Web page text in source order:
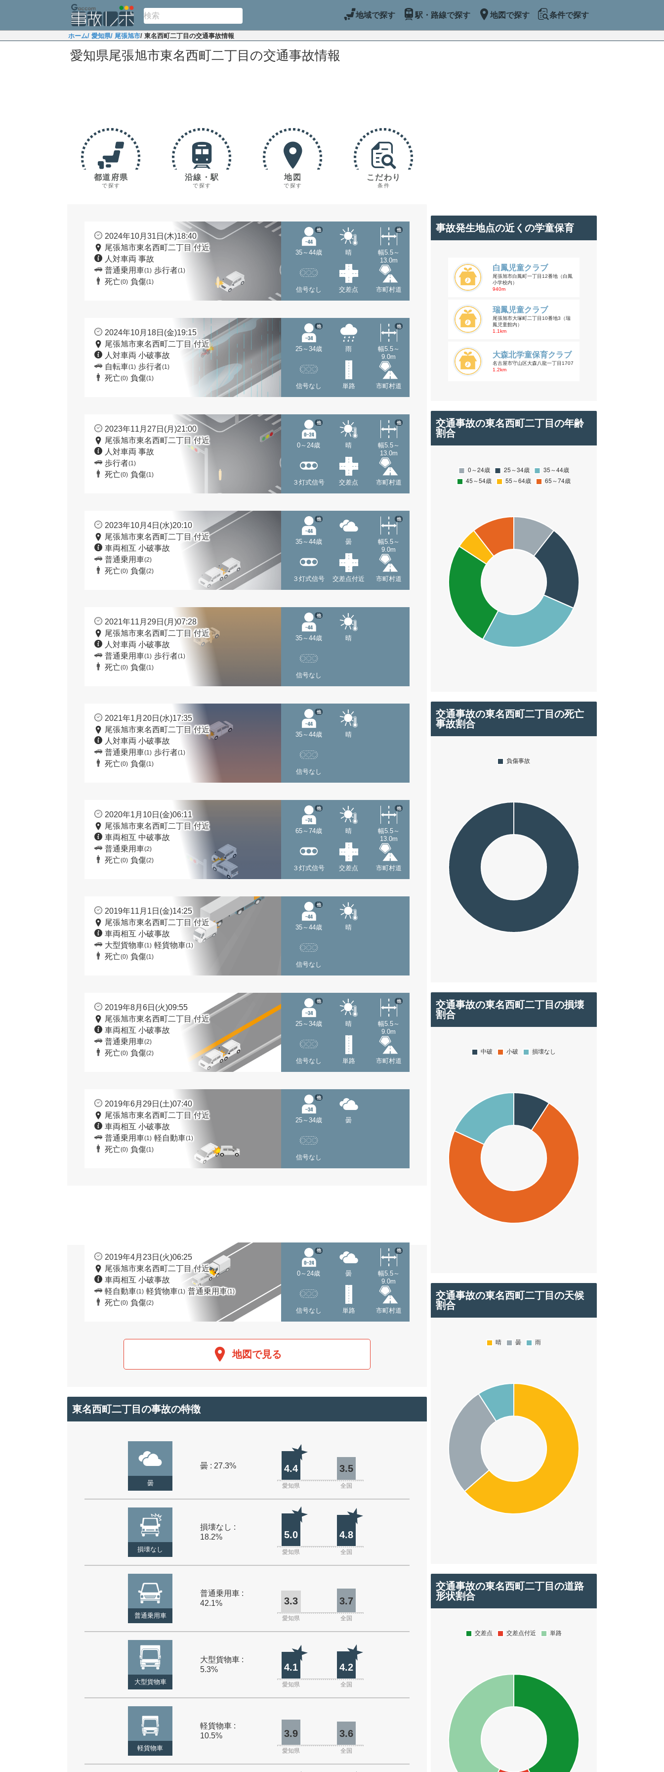
地域で探す 駅・路線で探す 地図で探す 条件で探す
ホーム/ 愛知県/ 尾張旭市/ 東名西町二丁目の交通事故情報
愛知県尾張旭市東名西町二丁目の交通事故情報
都道府県
で探す
沿線・駅
で探す
地図
で探す
こだわり
条件
2024年10月31日(木)18:40
尾張旭市東名西町二丁目 付近
人対車両 事故
普通乗用車(1) 歩行者(1)
死亡(0) 負傷(1)
35～44歳
他
晴
幅5.5～
13.0m
他
信号なし 交差点 市町村道
2024年10月18日(金)19:15
尾張旭市東名西町二丁目 付近
人対車両 小破事故
自転車(1) 歩行者(1)
死亡(0) 負傷(1)
25～34歳
他
雨
幅5.5～
9.0m
他
信号なし 単路 市町村道
2023年11月27日(月)21:00
尾張旭市東名西町二丁目 付近
人対車両 事故
歩行者(1)
死亡(0) 負傷(1)
0～24歳
他
晴
幅5.5～
13.0m
他
３灯式信号 交差点 市町村道
2023年10月4日(水)20:10
尾張旭市東名西町二丁目 付近
車両相互 小破事故
普通乗用車(2)
死亡(0) 負傷(2)
35～44歳
他
曇
幅5.5～
9.0m
他
３灯式信号 交差点付近 市町村道
2021年11月29日(月)07:28
尾張旭市東名西町二丁目 付近
人対車両 小破事故
普通乗用車(1) 歩行者(1)
死亡(0) 負傷(1)
35～44歳
他
晴
信号なし
2021年1月20日(水)17:35
尾張旭市東名西町二丁目 付近
人対車両 小破事故
普通乗用車(1) 歩行者(1)
死亡(0) 負傷(1)
35～44歳
他
晴
信号なし
2020年1月10日(金)06:11
尾張旭市東名西町二丁目 付近
車両相互 中破事故
普通乗用車(2)
死亡(0) 負傷(2)
65～74歳
他
晴
幅5.5～
13.0m
他
３灯式信号 交差点 市町村道
2019年11月1日(金)14:25
尾張旭市東名西町二丁目 付近
車両相互 小破事故
大型貨物車(1) 軽貨物車(1)
死亡(0) 負傷(1)
35～44歳
他
晴
信号なし
2019年8月6日(火)09:55
尾張旭市東名西町二丁目 付近
車両相互 小破事故
普通乗用車(2)
死亡(0) 負傷(2)
25～34歳
他
晴
幅5.5～
9.0m
他
信号なし 単路 市町村道
2019年6月29日(土)07:40
尾張旭市東名西町二丁目 付近
車両相互 小破事故
普通乗用車(1) 軽自動車(1)
死亡(0) 負傷(1)
25～34歳
他
曇
信号なし
2019年4月23日(火)06:25
尾張旭市東名西町二丁目 付近
車両相互 小破事故
軽自動車(1) 軽貨物車(1) 普通乗用車(1)
死亡(0) 負傷(2)
0～24歳
他
曇
幅5.5～
9.0m
他
信号なし 単路 市町村道
地図で見る
東名西町二丁目の事故の特徴
曇
曇 : 27.3% 4.4 3.5
愛知県 全国
損壊なし
損壊なし :
18.2%
5.0 4.8
愛知県 全国
普通乗用車
普通乗用車 :
42.1%
3.3 3.7
愛知県 全国
大型貨物車
大型貨物車 :
5.3%
4.1 4.2
愛知県 全国
軽貨物車
軽貨物車 :
10.5%
3.9 3.6
愛知県 全国
事故発生地点の近くの学童保育
白鳳児童クラブ
尾張旭市白鳳町一丁目12番地（白鳳
小学校内）
940m
瑞鳳児童クラブ
尾張旭市大塚町二丁目10番地3（瑞
鳳児童館内）
1.1km
大森北学童保育クラブ
名古屋市守山区大森八龍一丁目1707
1.2km
交通事故の東名西町二丁目の年齢
割合
交通事故の東名西町二丁目の死亡
事故割合
交通事故の東名西町二丁目の損壊
割合
交通事故の東名西町二丁目の天候
割合
交通事故の東名西町二丁目の道路
形状割合